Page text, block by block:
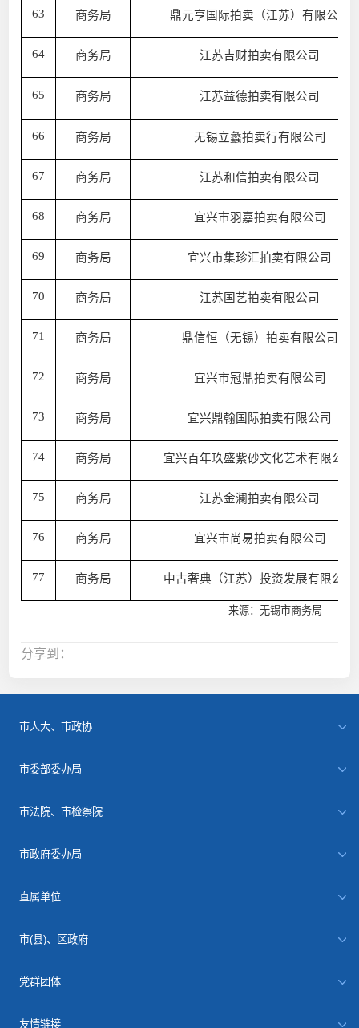
63 商务局 鼎元亨国际拍卖（江苏）有限公司
64 商务局 江苏吉财拍卖有限公司
65 商务局 江苏益德拍卖有限公司
66 商务局 无锡立蠡拍卖行有限公司
67 商务局 江苏和信拍卖有限公司
68 商务局 宜兴市羽嘉拍卖有限公司
69 商务局 宜兴市集珍汇拍卖有限公司
70 商务局 江苏国艺拍卖有限公司
71 商务局 鼎信恒（无锡）拍卖有限公司
72 商务局 宜兴市冠鼎拍卖有限公司
73 商务局 宜兴鼎翰国际拍卖有限公司
74 商务局 宜兴百年玖盛紫砂文化艺术有限公司
75 商务局 江苏金澜拍卖有限公司
76 商务局 宜兴市尚易拍卖有限公司
77 商务局 中古奢典（江苏）投资发展有限公司
来源：无锡市商务局
分享到：
市人大、市政协
市委部委办局
市法院、市检察院
市政府委办局
直属单位
市(县)、区政府
党群团体
友情链接